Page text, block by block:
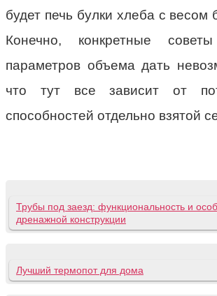
будет печь булки хлеба с весом
Конечно, конкретные
параметров объема дать
что тут все зависит от
способностей отдельно взятой
Трубы под заезд: функциональность и
дренажной конструкции
Лучший термопот для дома